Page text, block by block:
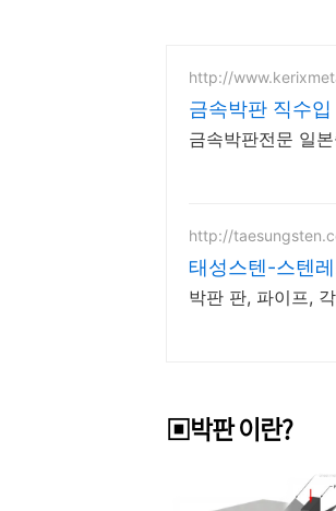
http://
금속박판 직수
금속박판전문 일
http://
태성스텐-스텐
박판 판, 파이프,
▣박판 이란?